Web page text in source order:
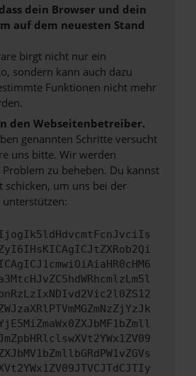
dein Browser und dein
auf dem neuesten Stand
birgt nicht nur ein
sondern kann auch dazu
Funktionen nicht mehr
den Webseitenbetreiber.
genannten Schritte versucht
uns bitte. Wir werden
zu beheben. Du kannst
schicken, um uns bei der
unterstützen: